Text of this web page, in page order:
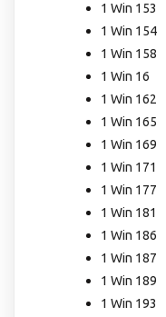
1 Win 153
1 Win 154
1 Win 158
1 Win 16
1 Win 162
1 Win 165
1 Win 169
1 Win 171
1 Win 177
1 Win 181
1 Win 186
1 Win 187
1 Win 189
1 Win 193